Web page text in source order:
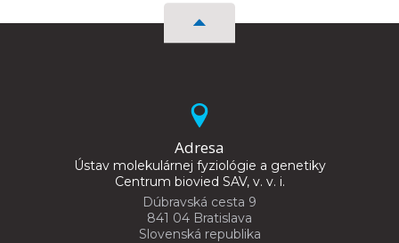
Adresa
Ústav molekulárnej fyziológie a genetiky
Centrum biovied SAV, v. v. i.
Dúbravská cesta 9
841 04 Bratislava
Slovenská republika